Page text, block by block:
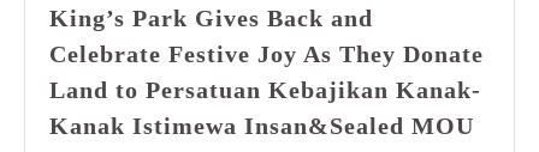
King’s Park Gives Back and
Celebrate Festive Joy As They Donate
Land to Persatuan Kebajikan Kanak-
Kanak Istimewa Insan&Sealed MOU